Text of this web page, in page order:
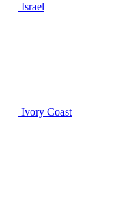
Israel
Ivory Coast